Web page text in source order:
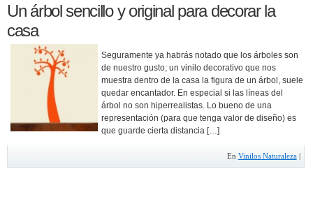
Un árbol sencillo y original para decorar la
casa
Seguramente ya habrás notado que los árboles son
de nuestro gusto; un vinilo decorativo que nos
muestra dentro de la casa la figura de un árbol, suele
quedar encantador. En especial si las líneas del
árbol no son hiperrealistas. Lo bueno de una
representación (para que tenga valor de diseño) es
que guarde cierta distancia […]
En Vinilos Naturaleza|